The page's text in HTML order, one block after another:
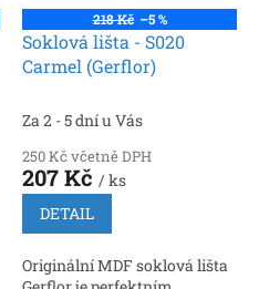
218 Kč –5 %
Soklová lišta - S020
Carmel (Gerflor)
Za 2 - 5 dní u Vás
250 Kč včetně DPH
207 Kč / ks
DETAIL
Originální MDF soklová lišta